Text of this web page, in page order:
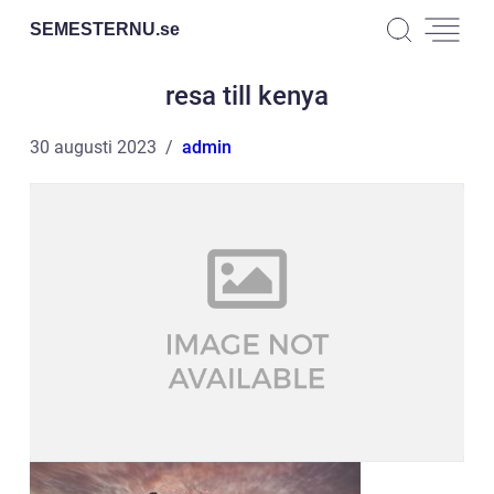
SEMESTERNU.se
resa till kenya
30 augusti 2023 admin